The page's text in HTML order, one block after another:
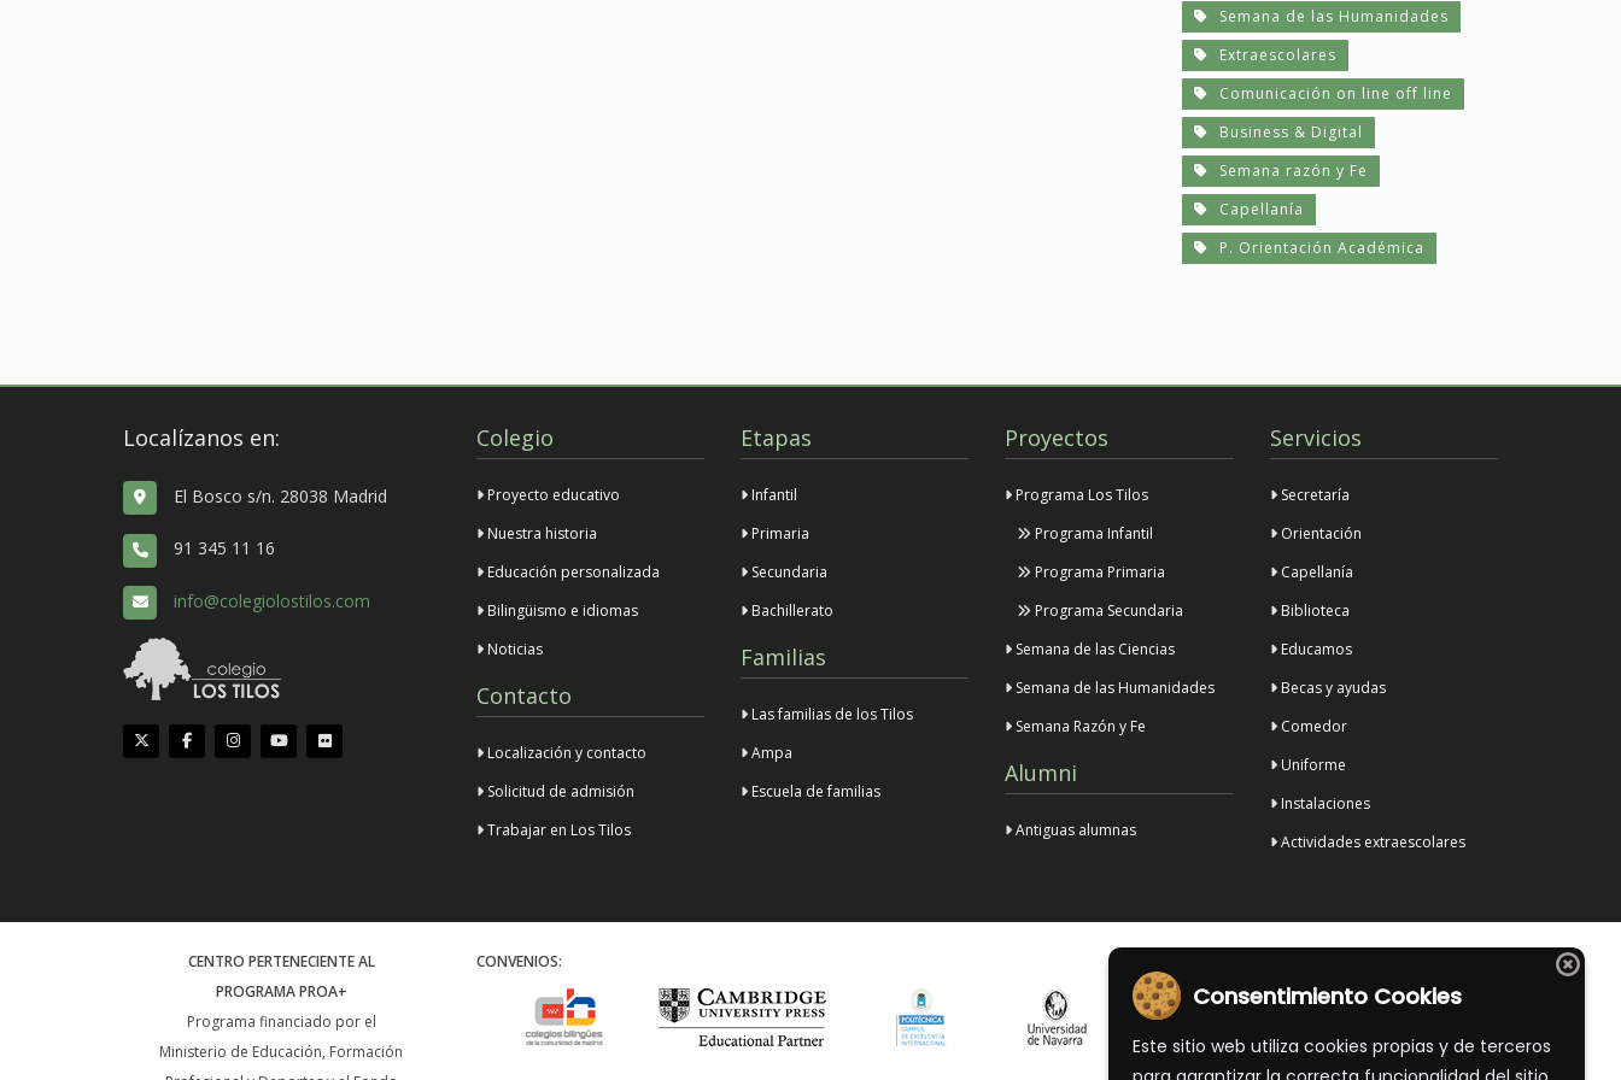
Semana de las Humanidades
Extraescolares
Comunicación on line off line
Business & Digital
Semana razón y Fe
Capellanía
P. Orientación Académica
Localízanos en:
El Bosco s/n. 28038 Madrid
91 345 11 16
info@colegiolostilos.com
Colegio
Proyecto educativo
Nuestra historia
Educación personalizada
Bilingüismo e idiomas
Noticias
Contacto
Localización y contacto
Solicitud de admisión
Trabajar en Los Tilos
Etapas
Infantil
Primaria
Secundaria
Bachillerato
Familias
Las familias de los Tilos
Ampa
Escuela de familias
Proyectos
Programa Los Tilos
Programa Infantil
Programa Primaria
Programa Secundaria
Semana de las Ciencias
Semana de las Humanidades
Semana Razón y Fe
Alumni
Antiguas alumnas
Servicios
Secretaría
Orientación
Capellanía
Biblioteca
Educamos
Becas y ayudas
Comedor
Uniforme
Instalaciones
Actividades extraescolares
CENTRO PERTENECIENTE AL
PROGRAMA PROA+
Programa financiado por el
Ministerio de Educación, Formación
CONVENIOS:
Consentimiento Cookies
Este sitio web utiliza cookies propias y de terceros